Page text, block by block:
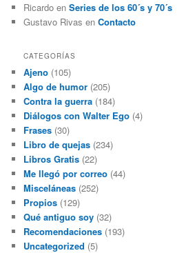
Ricardo enSeries de los 60´s y 70´s
Gustavo Rivas enContacto
CATEGORÍAS
Ajeno (105)
Algo de humor (205)
Contra la guerra (184)
Diálogos con Walter Ego (4)
Frases (30)
Libro de quejas (234)
Libros Gratis (22)
Me llegó por correo (44)
Misceláneas (252)
Propios (129)
Qué antiguo soy (32)
Recomendaciones (193)
Uncategorized (5)